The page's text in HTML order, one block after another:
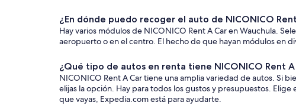
¿En dónde puedo recoger el auto de NICONICO
Hay varios módulos de NICONICO Rent A Car en Wauchula.
aeropuerto o en el centro. El hecho de que hayan módulos en
¿Qué tipo de autos en renta tiene NICONICO Rent A
NICONICO Rent A Car tiene una amplia variedad de autos. Si
elijas la opción. Hay para todos los gustos y presupuestos.
que vayas, Expedia.com está para ayudarte.